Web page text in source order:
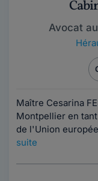
Avocat
Maître Cesarina
Montpellier en
de l'Union
suite